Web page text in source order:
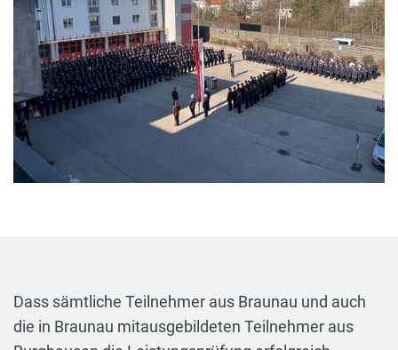
Dass sämtliche Teilnehmer aus Braunau und auch
die in Braunau mitausgebildeten Teilnehmer aus